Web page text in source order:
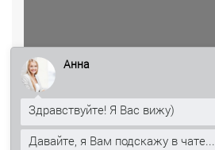
Анна
Здравствуйте! Я Вас вижу)
Давайте, я Вам подскажу в чате...